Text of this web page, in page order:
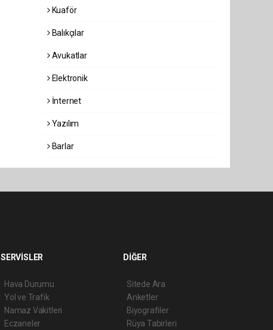
Kuaför
Balıkçılar
Avukatlar
Elektronik
İnternet
Yazılım
Barlar
SERVİSLER
Hava Durumu
Yol ve Trafik
Namaz Vakitleri
Eczaneler
DİĞER
Sitede Ara
Anketler
Biyografiler
Rüya Tabirleri